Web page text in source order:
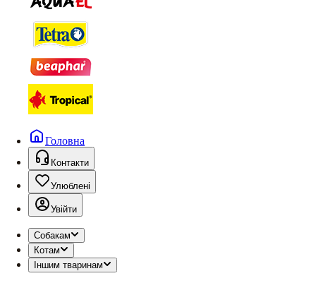
Головна
Контакти
Улюблені
Увійти
Собакам
Котам
Іншим тваринам